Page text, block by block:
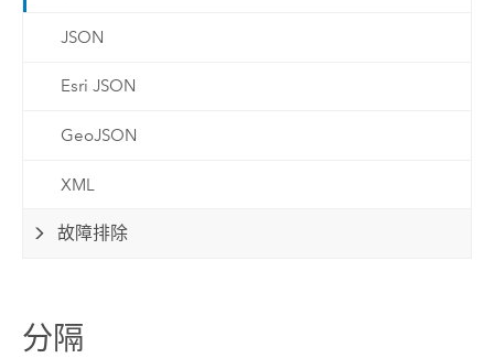
JSON
Esri JSON
GeoJSON
XML
故障排除
分隔